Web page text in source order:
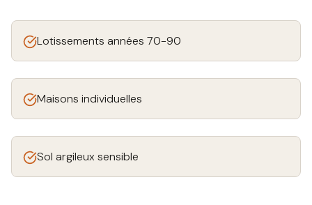
Lotissements années 70-90
Maisons individuelles
Sol argileux sensible